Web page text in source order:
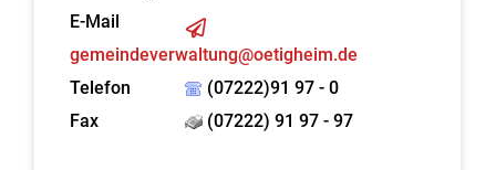
E-Mail
gemeindeverwaltung@oetigheim.de
Telefon
(07222)91 97 - 0
Fax
(07222) 91 97 - 97